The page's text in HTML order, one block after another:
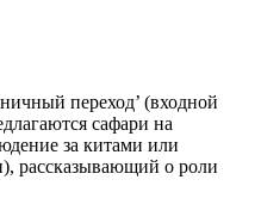
переход’ (входной
сафари на
за китами или
рассказывающий о роли